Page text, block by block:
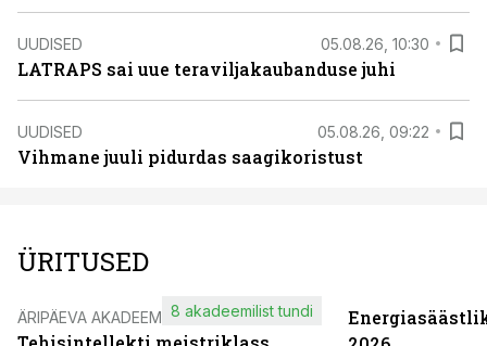
UUDISED 05.08.26, 10:30
LATRAPS sai uue teraviljakaubanduse juhi
UUDISED 05.08.26, 09:22
Vihmane juuli pidurdas saagikoristust
ÜRITUSED
ÄRIPÄEVA AKADEEMIA8 akadeemilist tundi